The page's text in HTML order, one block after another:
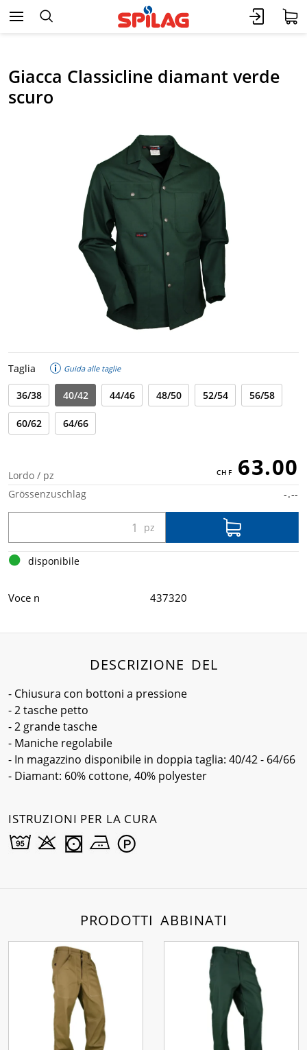
Giacca Classicline diamant verde
scuro
Taglia Guida alle taglie
36/38 40/42 44/46 48/50 52/54 56/58
60/62 64/66
Lordo / pz 63.00
Grössenzuschlag -.--
disponibile
Voce n 437320
DESCRIZIONE DEL
- Chiusura con bottoni a pressione
- 2 tasche petto
- 2 grande tasche
- Maniche regolabile
- In magazzino disponibile in doppia taglia: 40/42 - 64/66
- Diamant: 60% cottone, 40% polyester
ISTRUZIONI PER LA CURA
PRODOTTI ABBINATI